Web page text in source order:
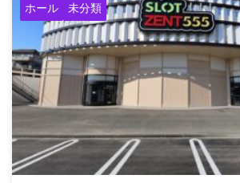
ホール 未分類